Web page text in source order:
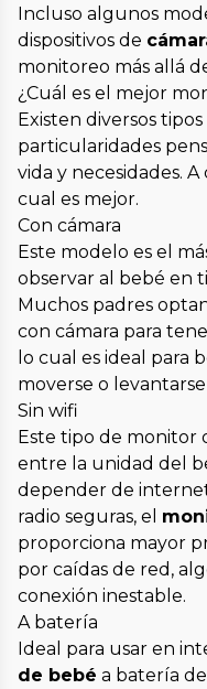
Incluso algunos
dispositivos de
monitoreo más allá
¿Cuál es el mejor
Existen diversos
particularidades
vida y necesidades.
cual es mejor.
Con cámara
Este modelo es el
observar al bebé en
Muchos padres
con cámara para
lo cual es ideal para
moverse o
Sin wifi
Este tipo de monitor
entre la unidad del
depender de
radio seguras, el
proporciona mayor
por caídas de red,
conexión inestable.
A batería
Ideal para usar en
de bebé a batería